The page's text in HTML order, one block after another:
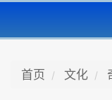
首页 文化